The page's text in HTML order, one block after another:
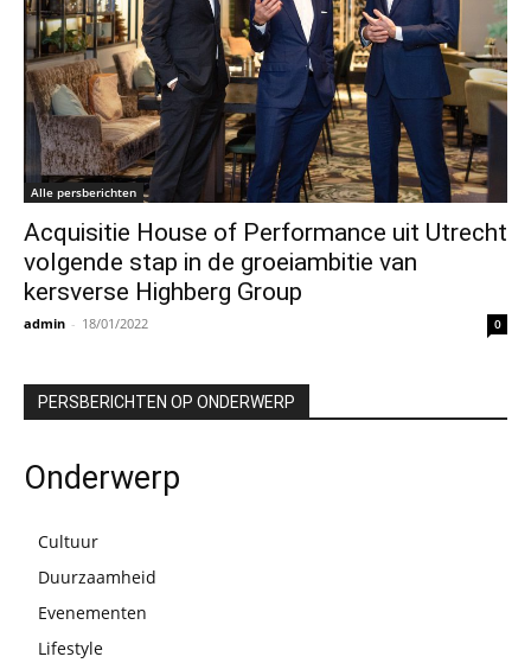
Alle persberichten
Acquisitie House of Performance uit Utrecht
volgende stap in de groeiambitie van
kersverse Highberg Group
admin - 18/01/2022 0
PERSBERICHTEN OP ONDERWERP
Onderwerp
Cultuur
Duurzaamheid
Evenementen
Lifestyle